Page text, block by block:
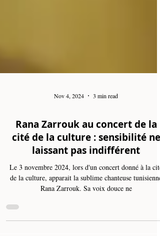
Nov 4, 2024 3 min read
Rana Zarrouk au concert de la
cité de la culture : sensibilité ne
laissant pas indifférent
de la culture, apparait la sublime chanteuse tunisienne
Rana Zarrouk. Sa voix douce ne